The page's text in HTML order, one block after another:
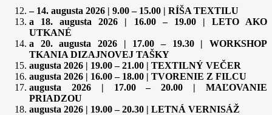
– 14. augusta 2026 | 9.00 – 15.00 | RÍŠA TEXTILU
a 18. augusta 2026 | 16.00 – 19.00 | LETO AKO
UTKANÉ
a 20. augusta 2026 | 17.00 – 19.30 | WORKSHOP
TKANIA DIZAJNOVEJ TAŠKY
augusta 2026 | 19.00 – 21.00 | TEXTILNÝ VEČER
augusta 2026 | 16.00 – 18.00 | TVORENIE Z FILCU
augusta 2026 | 17.00 – 20.00 | MAĽOVANIE
PRIADZOU
augusta 2026 | 19.00 – 20.30 | LETNÁ VERNISÁŽ